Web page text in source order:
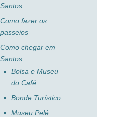
Santos
Como fazer os
passeios
Como chegar em
Santos
Bolsa e Museu
do Café
Bonde Turístico
Museu Pelé